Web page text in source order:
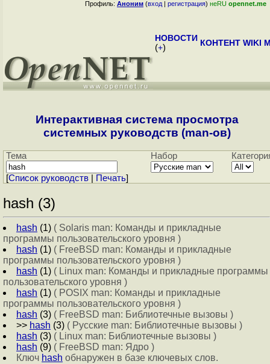
Профиль: Аноним (вход | регистрация) неRU opennet.me
НОВОСТИ
(+) КОНТЕНТ WIKI
Интерактивная система просмотра
системных руководств (man-ов)
Тема Набор
[Cписок руководств Печать]
hash (3)
hash (1) ( Solaris man: Команды и прикладные
программы пользовательского уровня )
hash (1) ( FreeBSD man: Команды и прикладные
программы пользовательского уровня )
hash (1) ( Linux man: Команды и прикладные программы
пользовательского уровня )
hash (1) ( POSIX man: Команды и прикладные
программы пользовательского уровня )
hash (3) ( FreeBSD man: Библиотечные вызовы )
>> hash (3) ( Русские man: Библиотечные вызовы )
hash (3) ( Linux man: Библиотечные вызовы )
hash (9) ( FreeBSD man: Ядро )
Ключ hash обнаружен в базе ключевых слов.